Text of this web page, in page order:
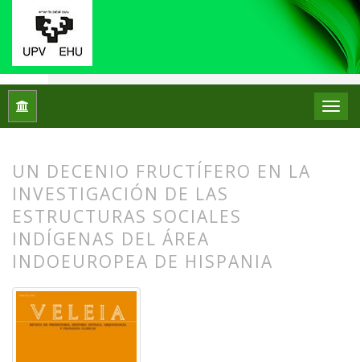
Inicio
UN DECENIO FRUCTÍFERO EN LA
INVESTIGACIÓN DE LAS
ESTRUCTURAS SOCIALES
INDÍGENAS DEL ÁREA
INDOEUROPEA DE HISPANIA